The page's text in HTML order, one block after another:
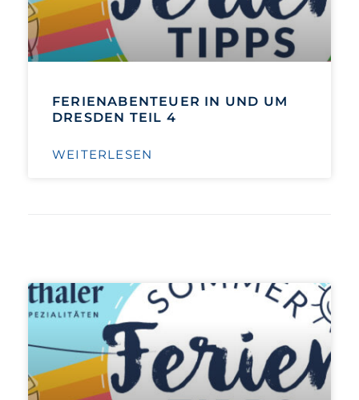
FERIENABENTEUER IN UND UM
DRESDEN TEIL 4
WEITERLESEN